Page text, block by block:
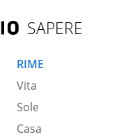
SAPERE
RIME
Vita
Sole
Casa